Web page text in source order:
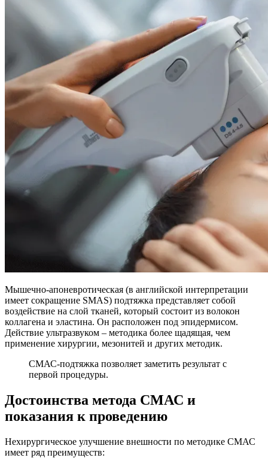
Мышечно-апоневротическая (в английской интерпретации
имеет сокращение SMAS) подтяжка представляет собой
воздействие на слой тканей, который состоит из волокон
коллагена и эластина. Он расположен под эпидермисом.
Действие ультразвуком – методика более щадящая, чем
применение хирургии, мезонитей и других методик.
СМАС-подтяжка позволяет заметить результат с
первой процедуры.
Достоинства метода СМАС и
показания к проведению
Нехирургическое улучшение внешности по методике СМАС
имеет ряд преимуществ: